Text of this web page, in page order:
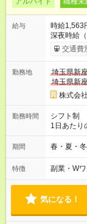
給与
時給1,563
深夜時給（22時～
試用期間
試用期間
同時給）
交通費
勤務地
埼玉県新
埼玉県新
株式会
勤務時間
シフト制
1日あたり
週2日～・
のみ勤務可
す。 必ず
す。
期間 春・夏・
特徴 副業・W
気になる！